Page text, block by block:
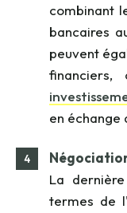
combinant
bancaires
peuvent
financiers,
en échange
La
termes de